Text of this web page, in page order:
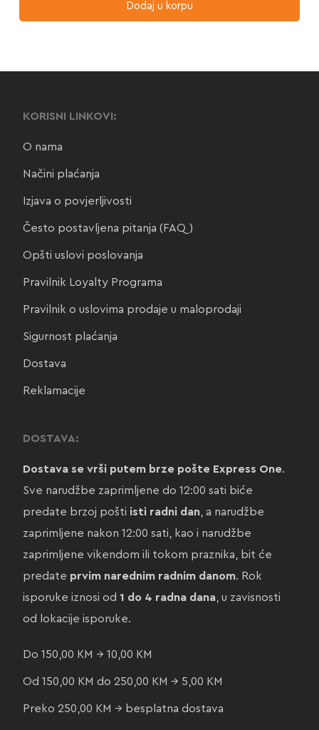
Dodaj u korpu
KORISNI LINKOVI:
O nama
Načini plaćanja
Izjava o povjerljivosti
Često postavljena pitanja (FAQ)
Opšti uslovi poslovanja
Pravilnik Loyalty Programa
Pravilnik o uslovima prodaje u maloprodaji
Sigurnost plaćanja
Dostava
Reklamacije
DOSTAVA:
Dostava se vrši putem brze pošte Express One.
Sve narudžbe zaprimljene do 12:00 sati biće
predate brzoj pošti isti radni dan, a narudžbe
zaprimljene nakon 12:00 sati, kao i narudžbe
zaprimljene vikendom ili tokom praznika, bit će
predate prvim narednim radnim danom. Rok
isporuke iznosi od 1 do 4 radna dana, u zavisnosti
od lokacije isporuke.
Do 150,00 KM → 10,00 KM
Od 150,00 KM do 250,00 KM → 5,00 KM
Preko 250,00 KM → besplatna dostava